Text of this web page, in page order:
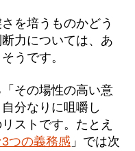
を培うものかどう
力については、あ
うです。
その場性の高い意
分なりに咀嚼し
ストです。たとえ
つの義務感 」では次